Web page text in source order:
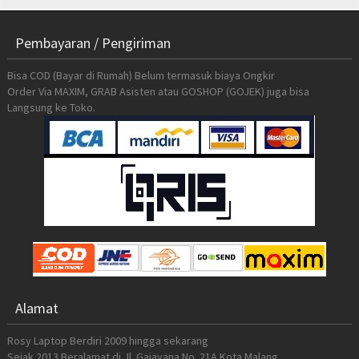
Pembayaran / Pengiriman
Bisa COD (Bayar di Rumah) Belum termasuk biaya Ongkir
Order Via MAXIM, GRAB Asisten atau GOSHOP (GOJEK) juga bisa
Langsung ke Toko.
Alamat
Rosy Laptop Berdiri 2009 hingga sekarang